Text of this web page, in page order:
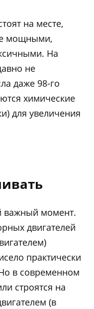
на месте,
мощными,
На
не
даже 98-го
химические
для увеличения
важный момент.
двигателей
практически
в современном
строятся на
(в